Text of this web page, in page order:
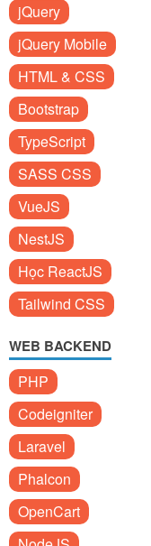
jQuery
jQuery Mobile
HTML & CSS
Bootstrap
TypeScript
SASS CSS
VueJS
NestJS
Học ReactJS
Tailwind CSS
WEB BACKEND
PHP
Codeigniter
Laravel
Phalcon
OpenCart